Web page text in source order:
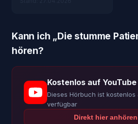
Kann ich „Die stumme
hören?
Kostenlos auf YouTube
Dieses Hörbuch ist kostenlos
verfügbar
Direkt hier anhören